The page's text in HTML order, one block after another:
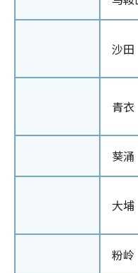
沙田
青衣
葵涌
大埔
粉岭